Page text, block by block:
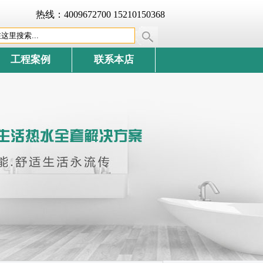
热线：4009672700 15210150368
工程案例 联系本店